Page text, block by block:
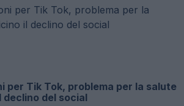
per Tik Tok, problema per la salute
declino del social